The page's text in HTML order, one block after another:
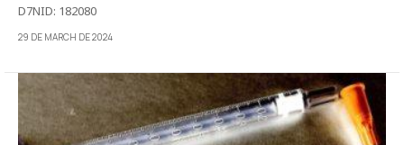
D7NID: 182080
29 DE MARCH DE 2024